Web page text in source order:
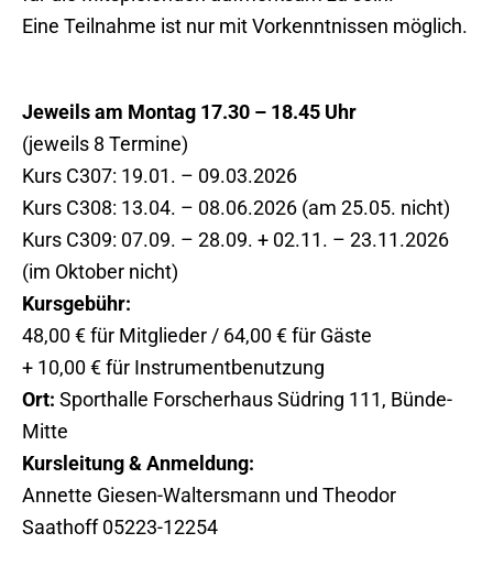
Eine Teilnahme ist nur mit Vorkenntnissen möglich.
Jeweils am Montag 17.30 – 18.45 Uhr
(jeweils 8 Termine)
Kurs C307: 19.01. – 09.03.2026
Kurs C308: 13.04. – 08.06.2026 (am 25.05. nicht)
Kurs C309: 07.09. – 28.09. + 02.11. – 23.11.2026
(im Oktober nicht)
Kursgebühr:
48,00 € für Mitglieder / 64,00 € für Gäste
+ 10,00 € für Instrumentbenutzung
Ort: Sporthalle Forscherhaus Südring 111, Bünde-
Mitte
Kursleitung & Anmeldung:
Annette Giesen-Waltersmann und Theodor
Saathoff 05223-12254